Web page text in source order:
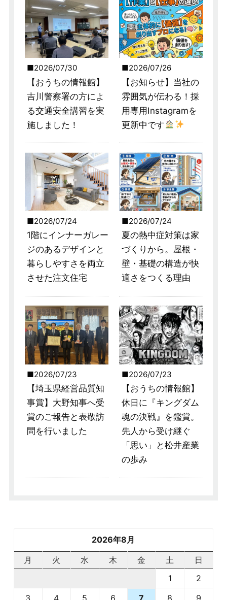
2026/07/30
【おうちの情報館】
吉川警察署の方によ
る交通安全講習を実
施しました！
2026/07/26
【お知らせ】当社の
雰囲気が伝わる！採
用専用Instagramを
更新中です
2026/07/24
1階にインナーガレー
ジのあるデザインと
暮らしやすさを両立
させた注文住宅
2026/07/24
夏の熱中症対策は家
づくりから。屋根・
壁・基礎の構造が快
適さをつくる理由
2026/07/23
【埼玉県経営品質知
事賞】大野知事へ受
賞のご報告と表敬訪
問を行いました
2026/07/23
【おうちの情報館】
休日に『キングダム
魂の決戦』を鑑賞。
先人から受け継ぐ
「思い」と松井産業
の歩み
2026年8月
月
火 水 木 金 土
日
1
2
3
4 5 6 8 9